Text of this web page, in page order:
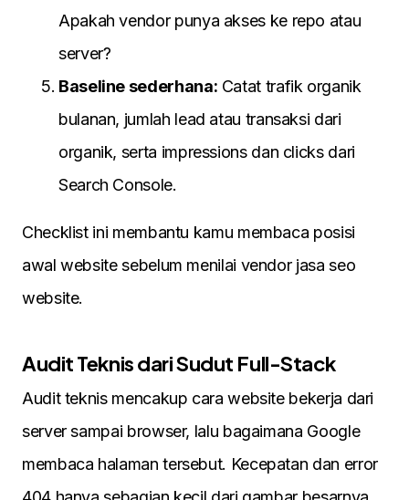
Apakah vendor punya akses ke repo atau
server?
Baseline sederhana: Catat trafik organik
bulanan, jumlah lead atau transaksi dari
organik, serta impressions dan clicks dari
Search Console.
Checklist ini membantu kamu membaca posisi
awal website sebelum menilai vendor jasa seo
website.
Audit Teknis dari Sudut Full-Stack
Audit teknis mencakup cara website bekerja dari
server sampai browser, lalu bagaimana Google
membaca halaman tersebut. Kecepatan dan error